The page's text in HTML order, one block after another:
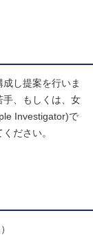
し提案を行いま
手、もしくは、女
Investigator)で
ださい。